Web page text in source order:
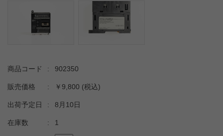
商品コード : 902350
販売価格 : ￥9,800 (税込)
出荷予定日 : 8月10日
在庫数 : 1